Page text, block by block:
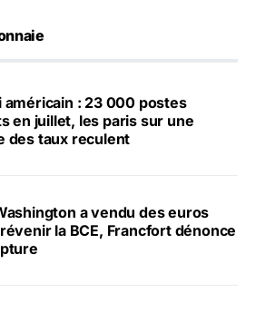
américain : 23 000 postes
en juillet, les paris sur une
des taux reculent
a vendu des euros
la BCE, Francfort dénonce